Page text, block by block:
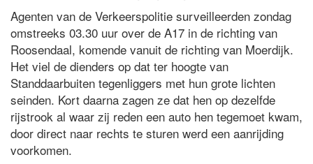
Agenten van de Verkeerspolitie surveilleerden zondag
omstreeks 03.30 uur over de A17 in de richting van
Roosendaal, komende vanuit de richting van Moerdijk.
Het viel de dienders op dat ter hoogte van
Standdaarbuiten tegenliggers met hun grote lichten
seinden. Kort daarna zagen ze dat hen op dezelfde
rijstrook al waar zij reden een auto hen tegemoet kwam,
door direct naar rechts te sturen werd een aanrijding
voorkomen.